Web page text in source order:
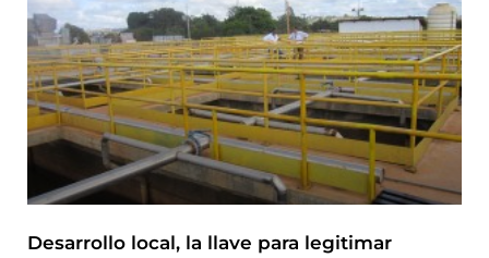
Desarrollo local, la llave para legitimar